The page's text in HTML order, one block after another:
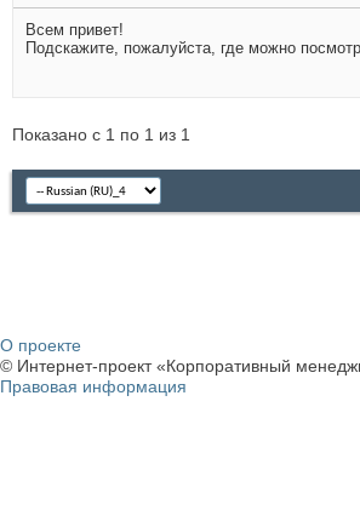
Всем привет!
Подскажите, пожалуйста, где можно
Показано с 1 по 1 из 1
О проекте
© Интернет-проект «Корпоративный
Правовая информация